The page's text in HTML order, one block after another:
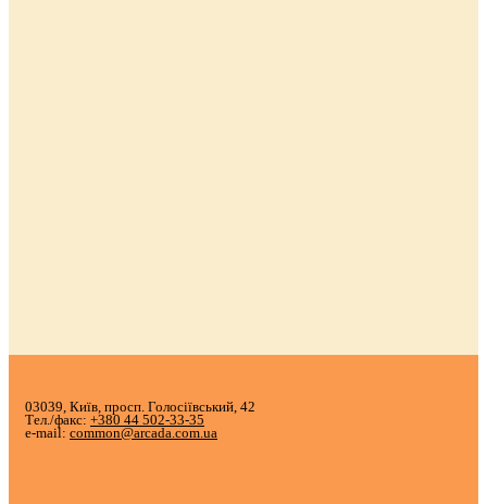
03039, Київ, просп. Голосіївський, 42
Тел./факс: +380 44 502-33-35
e-mail: common@arcada.com.ua